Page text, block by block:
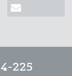
225